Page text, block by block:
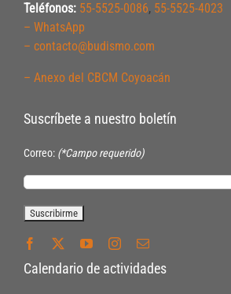
Teléfonos: 55-5525-0086, 55-5525-4023
– WhatsApp
– contacto@budismo.com
– Anexo del CBCM Coyoacán
Suscríbete a nuestro boletín
Correo: (*Campo requerido)
Calendario de actividades